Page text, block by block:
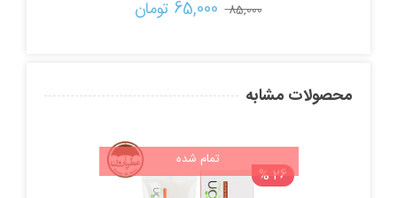
85,000 قیمت
65,000 تومان
محصولات مشابه
26 %
تمام شده